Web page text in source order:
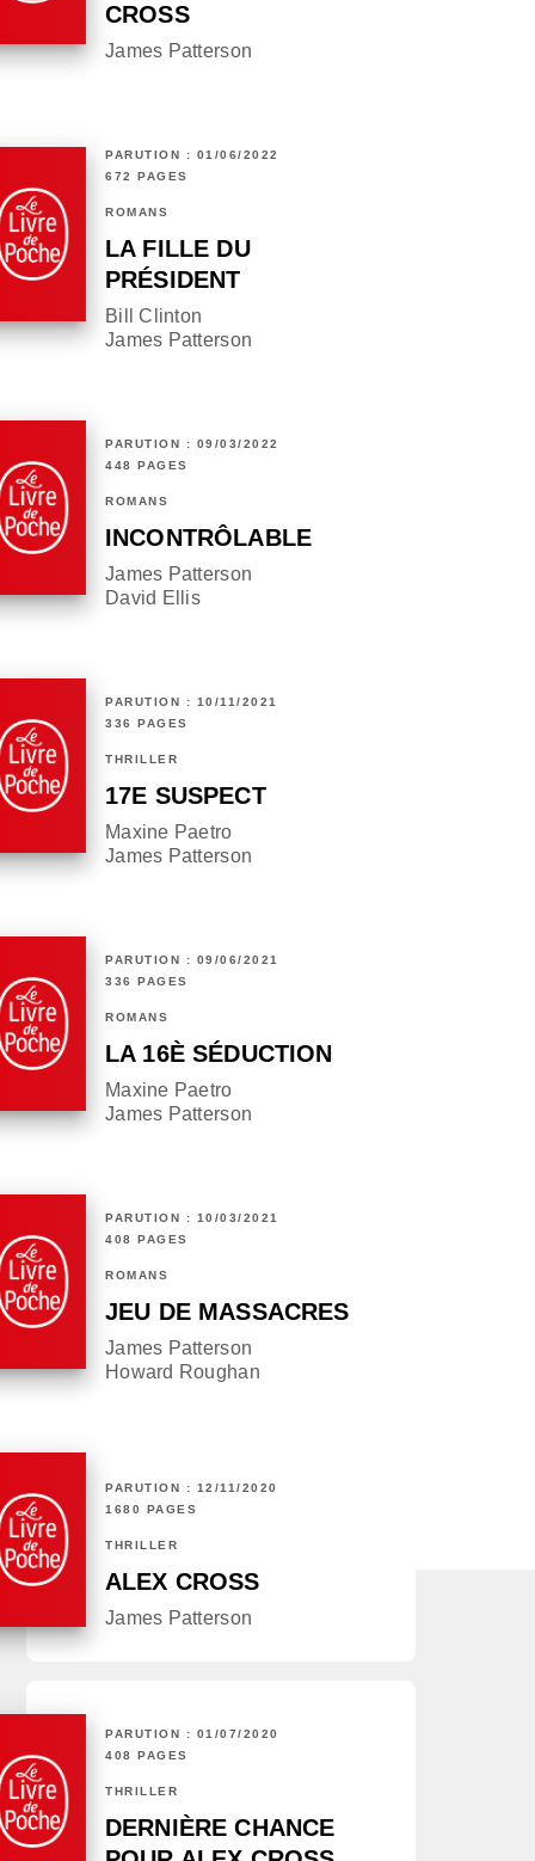
CROSS
James Patterson
PARUTION : 01/06/2022
672 PAGES
ROMANS
LA FILLE DU
PRÉSIDENT
Bill Clinton
James Patterson
PARUTION : 09/03/2022
448 PAGES
ROMANS
INCONTRÔLABLE
James Patterson
David Ellis
PARUTION : 10/11/2021
336 PAGES
THRILLER
17E SUSPECT
Maxine Paetro
James Patterson
PARUTION : 09/06/2021
336 PAGES
ROMANS
LA 16È SÉDUCTION
Maxine Paetro
James Patterson
PARUTION : 10/03/2021
408 PAGES
ROMANS
JEU DE MASSACRES
James Patterson
Howard Roughan
PARUTION : 12/11/2020
1680 PAGES
THRILLER
ALEX CROSS
James Patterson
PARUTION : 01/07/2020
408 PAGES
THRILLER
DERNIÈRE CHANCE